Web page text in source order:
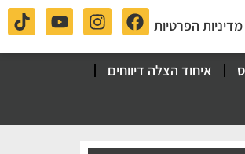
מדיניות הפרטיות
איחוד הצלה דיווחים